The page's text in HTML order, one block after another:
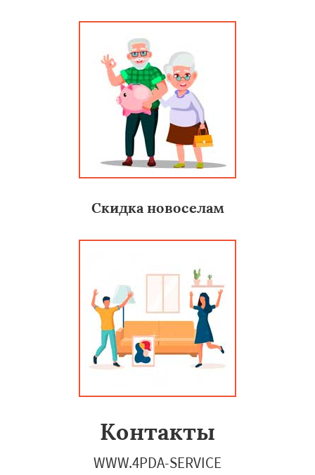
Скидка новоселам
Контакты
WWW.4PDA-SERVICE